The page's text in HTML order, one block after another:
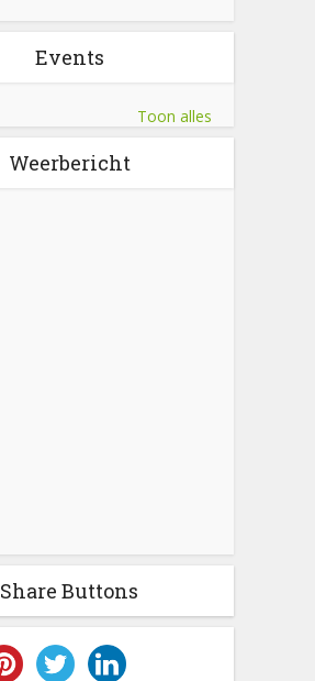
Events
Toon alles
Weerbericht
Share Buttons